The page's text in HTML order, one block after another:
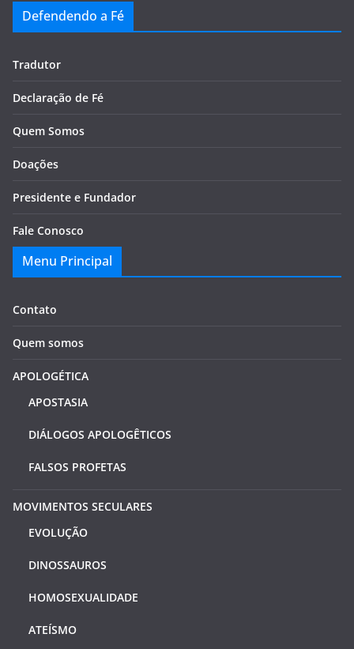
Defendendo a Fé
Tradutor
Declaração de Fé
Quem Somos
Doações
Presidente e Fundador
Fale Conosco
Menu Principal
Contato
Quem somos
APOLOGÉTICA
APOSTASIA
DIÁLOGOS APOLOGÊTICOS
FALSOS PROFETAS
MOVIMENTOS SECULARES
EVOLUÇÃO
DINOSSAUROS
HOMOSEXUALIDADE
ATEÍSMO